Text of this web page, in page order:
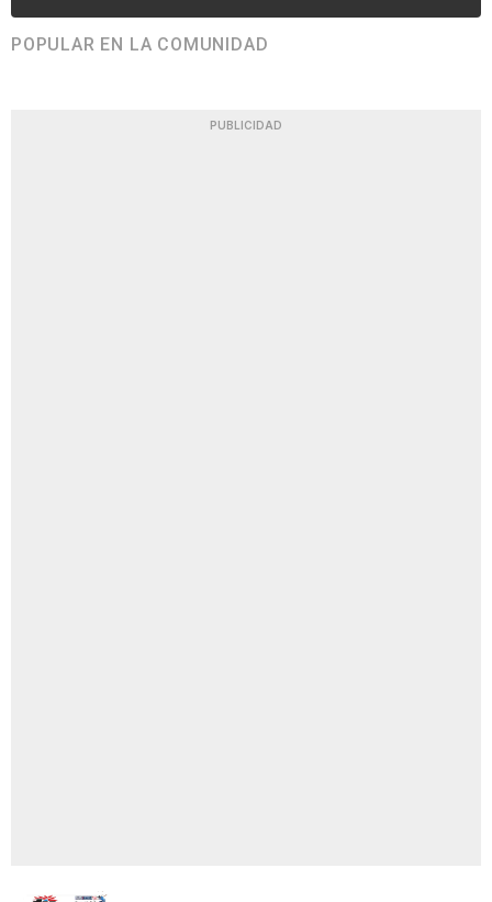
POPULAR EN LA COMUNIDAD
PUBLICIDAD